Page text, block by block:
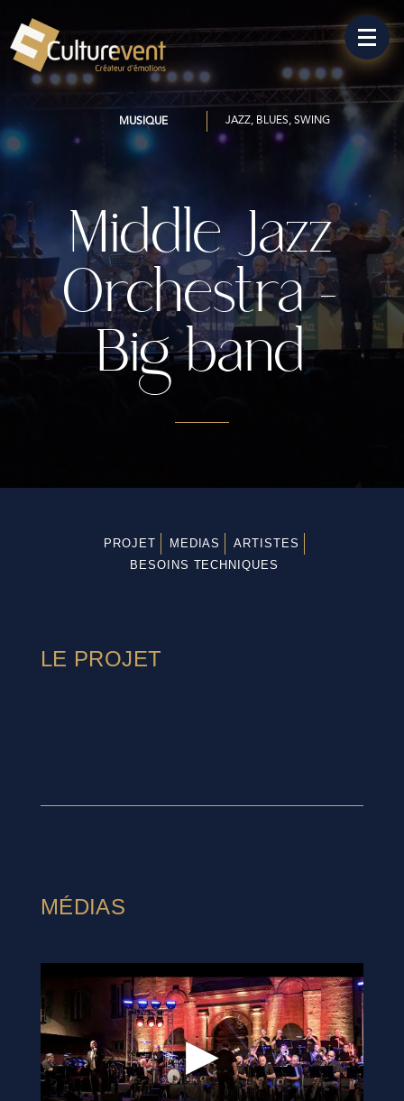
MUSIQUE JAZZ, BLUES, SWING
Middle Jazz
Orchestra –
Big band
PROJET MEDIAS
ARTISTES
BESOINS TECHNIQUES
LE PROJET
MÉDIAS